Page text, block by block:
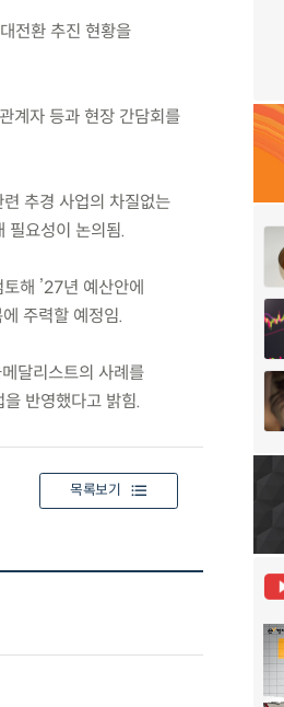
전환 추진 현황을
계자 등과 현장 간담회를
추경 사업의 차질없는
필요성이 논의됨.
해 ’27년 예산안에
주력할 예정임.
달리스트의 사례를
반영했다고 밝힘.
목록보기